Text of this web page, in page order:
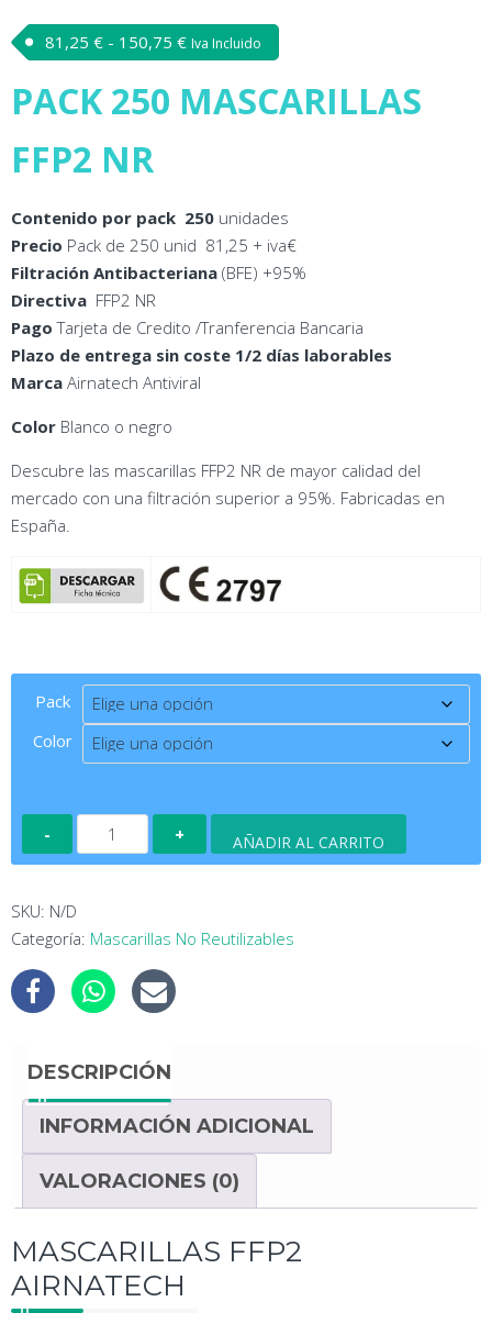
81,25 € - 150,75 € Rango de precios: desde 81,25 € hasta
Iva Incluido
PACK 250 MASCARILLAS
FFP2 NR
Contenido por pack 250 unidades
Precio Pack de 250 unid 81,25 + iva€
Filtración Antibacteriana (BFE) +95%
Directiva FFP2 NR
Pago Tarjeta de Credito /Tranferencia Bancaria
Plazo de entrega sin coste 1/2 días laborables
Marca Airnatech Antiviral
Color Blanco o negro
Descubre las mascarillas FFP2 NR de mayor calidad del
mercado con una filtración superior a 95%. Fabricadas en
España.
Pack
Color
Pack
250
airnatech
cantidad
AÑADIR AL CARRITO
SKU: N/D
Categoría: Mascarillas No Reutilizables
DESCRIPCIÓN
INFORMACIÓN ADICIONAL
VALORACIONES (0)
MASCARILLAS FFP2
AIRNATECH